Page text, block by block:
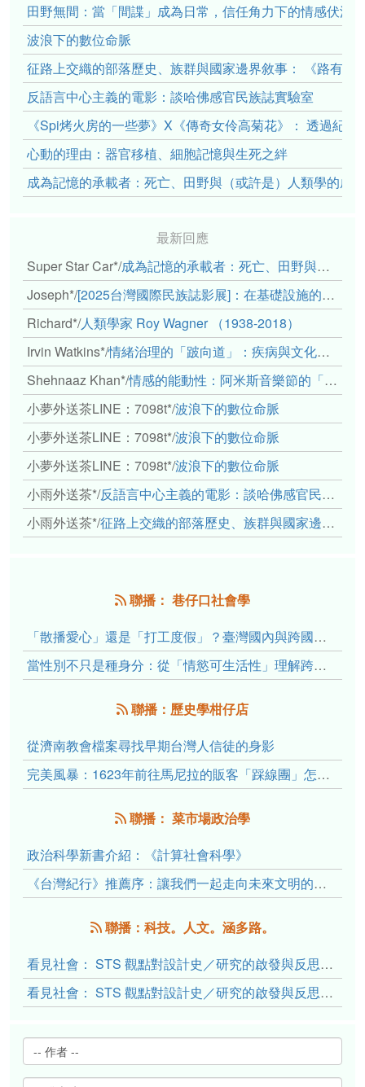
田野無間：當「間諜」成為日常，信任角力下的情感伏流
波浪下的數位命脈
征路上交織的部落歷史、族群與國家邊界敘事： 《路有
反語言中心主義的電影：談哈佛感官民族誌實驗室
《Spi烤火房的一些夢》X《傳奇女伶高菊花》： 透過紀
心動的理由：器官移植、細胞記憶與生死之絆
成為記憶的承載者：死亡、田野與（或許是）人類學的成
最新回應
Super Star Car*/成為記憶的承載者：死亡、田野與（或許是）人類學的成年禮
Joseph*/[2025台灣國際民族誌影展]：在基礎設施的邊緣，聆聽人的呼吸
Richard*/人類學家 Roy Wagner （1938-2018）
Irvin Watkins*/情緒治理的「跛向道」：疾病與文化象徵的轉變舉例
Shehnaaz Khan*/情感的能動性：阿米斯音樂節的「對話觀察」
小夢外送茶LINE：7098t*/波浪下的數位命脈
小夢外送茶LINE：7098t*/波浪下的數位命脈
小夢外送茶LINE：7098t*/波浪下的數位命脈
小雨外送茶*/反語言中心主義的電影：談哈佛感官民族誌實驗室
小雨外送茶*/征路上交織的部落歷史、族群與國家邊界敘事： 《路有多長》、《高砂的翅膀》、《檔案／李光輝》
聯播： 巷仔口社會學
「散播愛心」還是「打工度假」？臺灣國內與跨國捐卵的利他修辭、金錢動機與身體代價
當性別不只是種身分：從「情慾可生活性」理解跨性別者的身體、慾望與認同探索
聯播：歷史學柑仔店
從濟南教會檔案尋找早期台灣人信徒的身影
完美風暴：1623年前往馬尼拉的販客「踩線團」怎麼會困死於澎湖?
聯播： 菜市場政治學
政治科學新書介紹：《計算社會科學》
《台灣紀行》推薦序：讓我們一起走向未來文明的備忘錄
聯播：科技。人文。涵多路。
看見社會： STS 觀點對設計史／研究的啟發與反思（下）
看見社會： STS 觀點對設計史／研究的啟發與反思（上）